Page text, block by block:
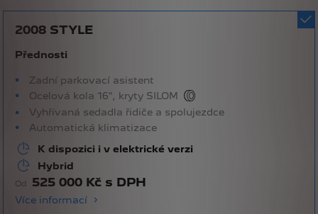
2008 STYLE
Přednosti
Zadní parkovací asistent
Ocelová kola 16", kryty SILOM
Vyhřívaná sedadla řidiče a spolujezdce
Automatická klimatizace
K dispozici i v elektrické verzi
Hybrid
Od 525 000 Kč s DPH
Více informací